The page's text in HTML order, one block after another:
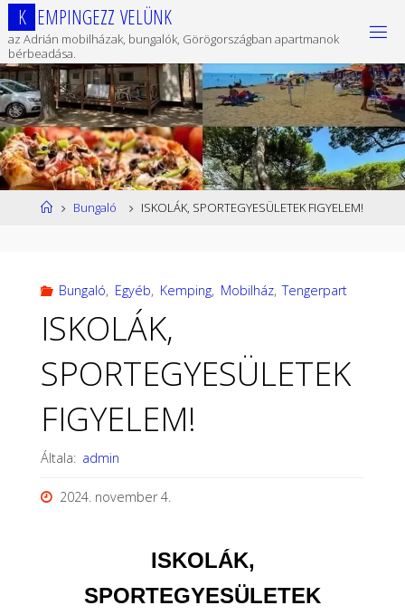
Ugrás
tartalomhoz
K EMPINGEZZ VELÜNK
az Adrián mobilházak, bungalók, Görögországban apartmanok
bérbeadása.
Kezdőlap
Bungaló ISKOLÁK, SPORTEGYESÜLETEK FIGYELEM!
Bungaló, Egyéb, Kemping, Mobilház, Tengerpart
ISKOLÁK,
SPORTEGYESÜLETEK
FIGYELEM!
Általa: admin
2024. november 4.
ISKOLÁK,
SPORTEGYESÜLETEK